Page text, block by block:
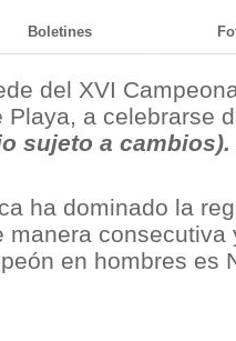
Boletines
del XVI
Playa, a celebrarse
sujeto a cambios).
ha dominado la
manera
en hombres es